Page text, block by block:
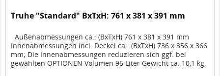
Truhe "Standard" BxTxH: 761 x 381 x 391 mm
Außenabmessungen ca.: (BxTxH) 761 x 381 x 391 mm
Innenabmessungen incl. Deckel ca.: (BxTxH) 736 x 356 x 366
mm; Die Innenabmessungen reduzieren sich ggf. bei
gewählten OPTIONEN Volumen 96 Liter Gewicht ca. 10,1 kg,